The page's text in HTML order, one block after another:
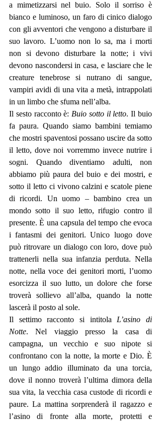
a mimetizzarsi nel buio. Solo il sorriso è
bianco e luminoso, un faro di cinico dialogo
con gli avventori che vengono a disturbare il
suo lavoro. L’uomo non lo sa, ma i morti
non si devono disturbare la notte; i vivi
devono nascondersi in casa, e lasciare che le
creature tenebrose si nutrano di sangue,
vampiri avidi di una vita a metà, intrappolati
in un limbo che sfuma nell’alba.
Il sesto racconto è: Buio sotto il letto. Il buio
fa paura. Quando siamo bambini temiamo
che mostri spaventosi possano uscire da sotto
il letto, dove noi vorremmo invece nutrire i
sogni. Quando diventiamo adulti, non
abbiamo più paura del buio e dei mostri, e
sotto il letto ci vivono calzini e scatole piene
di ricordi. Un uomo – bambino crea un
mondo sotto il suo letto, rifugio contro il
presente. È una capsula del tempo che evoca
i fantasmi dei genitori. Unico luogo dove
può ritrovare un dialogo con loro, dove può
trattenerli nella sua infanzia perduta. Nella
notte, nella voce dei genitori morti, l’uomo
esorcizza il suo lutto, un dolore che forse
troverà sollievo all’alba, quando la notte
lascerà il posto al sole.
Il settimo racconto si intitola L’asino di
Notte. Nel viaggio presso la casa di
campagna, un vecchio e suo nipote si
confrontano con la notte, la morte e Dio. È
un lungo addio illuminato da una torcia,
dove il nonno troverà l’ultima dimora della
sua vita, la vecchia casa custode di ricordi e
paure. La mattina sorprenderà il ragazzo e
l’asino di fronte alla morte, protetti e